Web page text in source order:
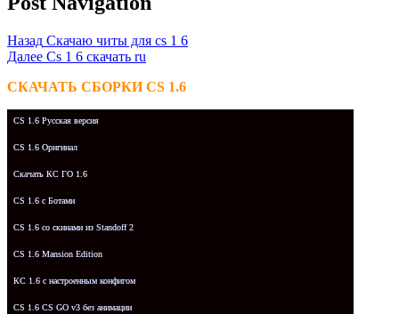
Назад Скачаю читы для cs 1 6
Далее Cs 1 6 скачать ru
СКАЧАТЬ СБОРКИ CS 1.6
CS 1.6 Русская версия
CS 1.6 Оригинал
Скачать КС ГО 1.6
CS 1.6 с Ботами
CS 1.6 со скинами из Standoff 2
CS 1.6 Mansion Edition
КС 1.6 с настроенным конфигом
CS 1.6 CS GO v3 без анимации